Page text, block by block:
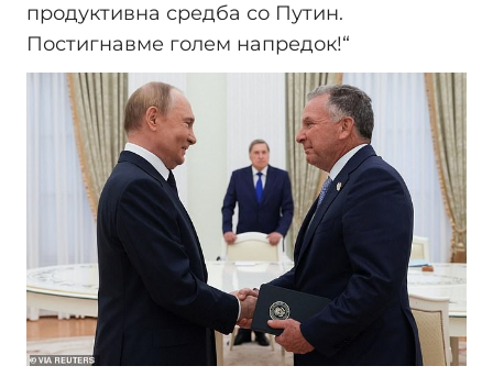
продуктивна средба со Путин.
Постигнавме голем напредок!“